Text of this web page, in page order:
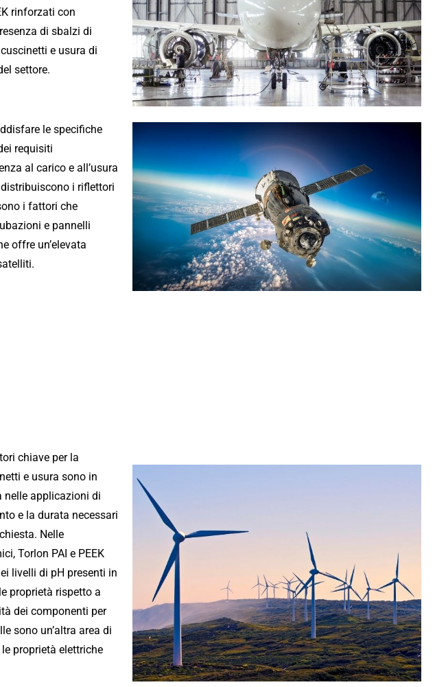
rinforzati con
di sbalzi di
e usura di
settore.
le specifiche
requisiti
al carico e all’usura
i riflettori
i fattori che
e pannelli
offre un’elevata
chiave per la
e usura sono in
nelle applicazioni di
e la durata necessari
Nelle
Torlon PAI e PEEK
livelli di pH presenti in
proprietà rispetto a
dei componenti per
sono un’altra area di
proprietà elettriche